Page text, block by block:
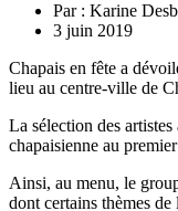
Par : Karine
3 juin 2019
Chapais en fête a
lieu au centre-ville de
La sélection des
chapaisienne au
Ainsi, au menu, le
dont certains thèmes